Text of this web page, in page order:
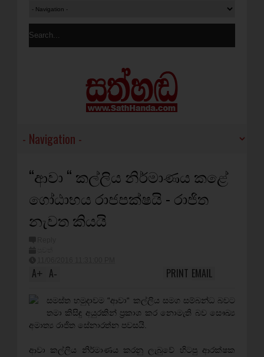
“ආවා “ කල්ලිය නිර්මාණය කළේ
ගෝඨාභය රාජපක්ෂයි - රාජිත
නැවත කියයි
A+ A- EMAIL
PRINT
සමස්ත හමුදාවම “ආවා“ කල්ලිය සමග සම්බන්ධ බවට
තමා කිසිඳු අයුරකින් ප්‍රකාශ කර නොමැති බව සෞඛ්‍ය
අමාත්‍ය රාජිත සේනාරත්න පවසයි.
ආවා කල්ලිය නිර්මාණය කරනු ලැබුවේ හිටපු ආරක්ෂක